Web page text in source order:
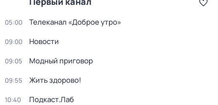
05:00 Телеканал «Доброе утро»
09:00 Новости
09:05 Модный приговор
09:55 Жить здорово!
10:40 Подкаст.Лаб